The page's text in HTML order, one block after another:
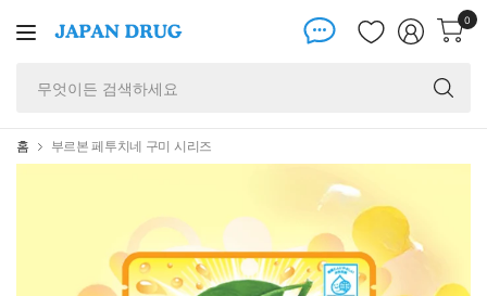
검
0
홈 부르본 페투치네 구미 시리즈